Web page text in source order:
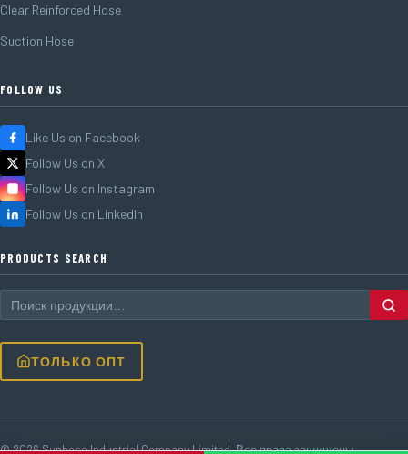
Clear Reinforced Hose
Suction Hose
FOLLOW US
Like Us on Facebook
Follow Us on X
Follow Us on Instagram
Follow Us on LinkedIn
PRODUCTS SEARCH
ТОЛЬКО ОПТ
© 2026 Sunhose Industrial Company Limited. Все права защищены.